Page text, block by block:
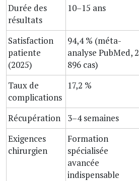
Durée des
résultats
10–15 ans
Satisfaction
patiente
(2025)
94,4 % (méta-
analyse PubMed, 2
896 cas)
Taux de
complications
17,2 %
Récupération 3–4 semaines
Exigences
chirurgien
Formation
spécialisée
avancée
indispensable